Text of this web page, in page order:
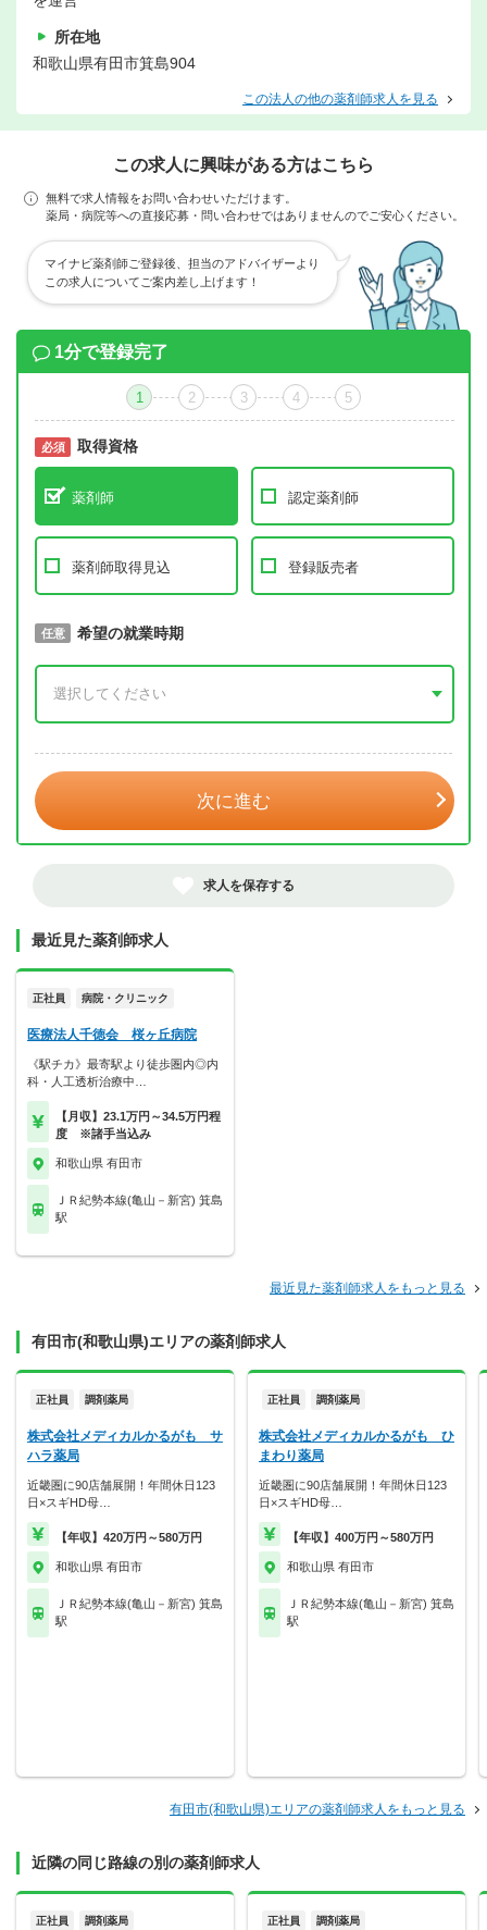
所在地
和歌山県有田市箕島904
この法人の他の薬剤師求人を見る
この求人に興味がある方はこちら
無料で求人情報をお問い合わせいただけます。
薬局・病院等への直接応募・問い合わせではありませんのでご安心ください。
マイナビ薬剤師ご登録後、担当のアドバイザーより
この求人についてご案内差し上げます！
1分で登録完了
1 2 3 4 5
必須 取得資格
薬剤師 認定薬剤師
薬剤師取得見込 登録販売者
必須 取得予定年
任意 希望の就業時期
次に進む
求人を保存する
最近見た薬剤師求人
正社員 病院・クリニック
医療法人千徳会 桜ヶ丘病院
《駅チカ》最寄駅より徒歩圏内◎内
科・人工透析治療中…
【月収】23.1万円～34.5万円程
度 ※諸手当込み
和歌山県 有田市
ＪＲ紀勢本線(亀山－新宮) 箕島
駅
最近見た薬剤師求人をもっと見る
有田市(和歌山県)エリアの薬剤師求人
正社員 調剤薬局
株式会社メディカルかるがも サ
ハラ薬局
近畿圏に90店舗展開！年間休日123
日×スギHD母…
【年収】420万円～580万円
和歌山県 有田市
ＪＲ紀勢本線(亀山－新宮) 箕島
駅
正社員 調剤薬局
株式会社メディカルかるがも ひ
まわり薬局
近畿圏に90店舗展開！年間休日123
日×スギHD母…
【年収】400万円～580万円
和歌山県 有田市
ＪＲ紀勢本線(亀山－新宮) 箕島
駅
有田市(和歌山県)エリアの薬剤師求人をもっと見る
近隣の同じ路線の別の薬剤師求人
正社員 調剤薬局 正社員 調剤薬局